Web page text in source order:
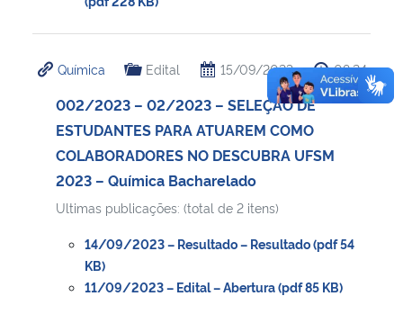
Química Edital 15/09/2023 08:24
002/2023 – 02/2023 – SELEÇÃO DE
ESTUDANTES PARA ATUAREM COMO
COLABORADORES NO DESCUBRA UFSM
2023 – Química Bacharelado
Ultimas publicações: (total de 2 itens)
14/09/2023 – Resultado – Resultado (pdf 54
KB)
11/09/2023 – Edital – Abertura (pdf 85 KB)